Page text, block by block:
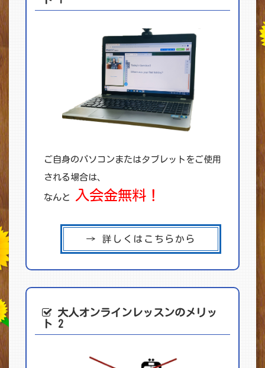
ご自身のパソコンまたはタブレットをご使用
される場合は、
なんと 入会金無料！
→ 詳しくはこちらから
大人オンライン レッスンのメリッ
ト 2